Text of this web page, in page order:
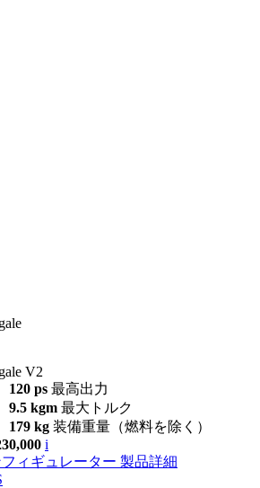
V2
120 ps 最高出力
9.5 kgm 最大トルク
179 kg 装備重量（燃料を除く）
i
フィギュレーター 製品詳細